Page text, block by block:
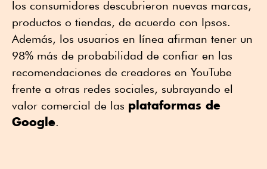
los consumidores descubrieron nuevas marcas,
productos o tiendas, de acuerdo con Ipsos.
Además, los usuarios en línea afirman tener un
98% más de probabilidad de confiar en las
recomendaciones de creadores en YouTube
frente a otras redes sociales, subrayando el
valor comercial de las plataformas de
Google.